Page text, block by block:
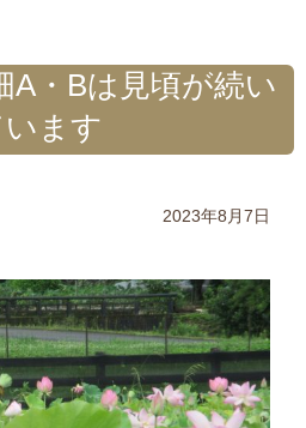
Bは見頃が続い
ます
2023年8月7日